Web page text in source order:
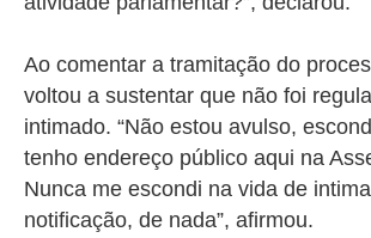
Ao comentar a tramitação do
voltou a sustentar que não foi
intimado. “Não estou avulso,
tenho endereço público aqui na
Nunca me escondi na vida de
notificação, de nada”, afirmou.